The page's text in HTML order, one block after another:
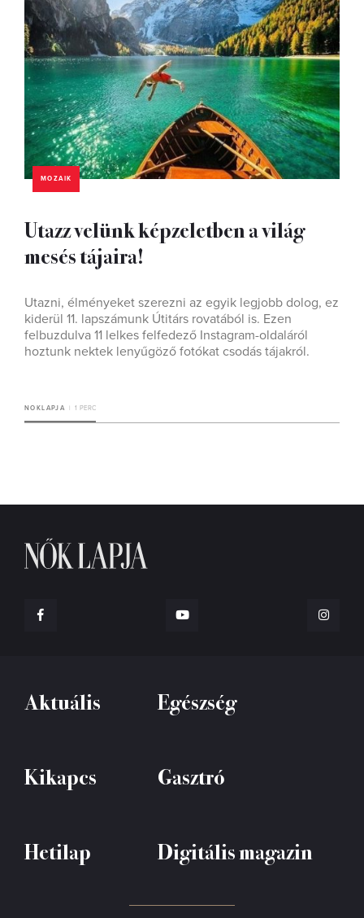
MOZAIK
Utazz velünk képzeletben a világ
mesés tájaira!
Utazni, élményeket szerezni az egyik legjobb dolog, ez
kiderül 11. lapszámunk Útitárs rovatából is. Ezen
felbuzdulva 11 lelkes felfedező Instagram-oldaláról
hoztunk nektek lenyűgöző fotókat csodás tájakról.
NOKLAPJA 1 PERC
Aktuális Egészség
Kikapcs Gasztró
Hetilap Digitális magazin